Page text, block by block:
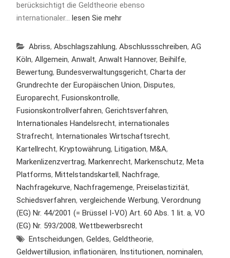
berücksichtigt die Geldtheorie ebenso
internationaler… lesen Sie mehr
Abriss, Abschlagszahlung, Abschlussschreiben, AG
Köln, Allgemein, Anwalt, Anwalt Hannover, Beihilfe,
Bewertung, Bundesverwaltungsgericht, Charta der
Grundrechte der Europäischen Union, Disputes,
Europarecht, Fusionskontrolle,
Fusionskontrollverfahren, Gerichtsverfahren,
Internationales Handelsrecht, internationales
Strafrecht, Internationales Wirtschaftsrecht,
Kartellrecht, Kryptowährung, Litigation, M&A,
Markenlizenzvertrag, Markenrecht, Markenschutz, Meta
Platforms, Mittelstandskartell , Nachfrage,
Nachfragekurve, Nachfragemenge, Preiselastizität,
Schiedsverfahren, vergleichende Werbung, Verordnung
(EG) Nr. 44/2001 (= Brüssel I-VO) Art. 60 Abs. 1 lit. a, VO
(EG) Nr. 593/2008, Wettbewerbsrecht
Entscheidungen, Geldes, Geldtheorie,
Geldwertillusion, inflationären, Institutionen, nominalen,